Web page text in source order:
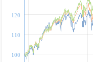
100
110
120